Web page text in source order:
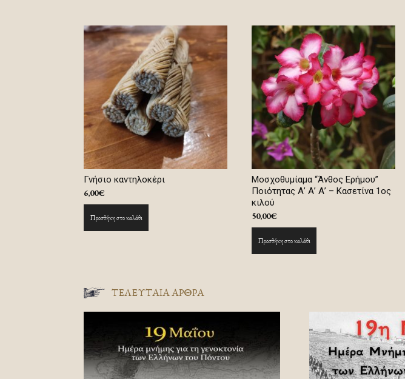
Γνήσιο καντηλοκέρι
6,00€
Προσθήκη στο καλάθι
Μοσχοθυμίαμα “Άνθος Ερήμου”
Ποιότητας Α’ Α’ Α’ – Κασετίνα 1ος
κιλού
50,00€
Προσθήκη στο καλάθι
ΤΕΛΕΥΤΑΙΑ ΑΡΘΡΑ